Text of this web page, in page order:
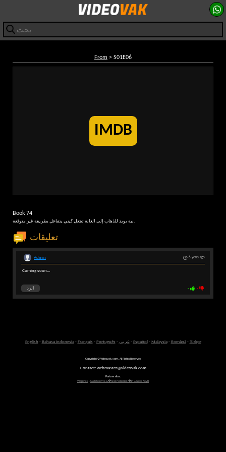
From > S01E06
IMDB
Book 74
نية بويد للذهاب إلى الغابة تجعل كيني يتفاعل بطريقة غير متوقعة.
تعليقات
6 years ago
Admin
Coming soon...
- - الرد
English - Bahasa Indonesia- Français - Português - عربى- Español - Malaysia- Română- Türkçe
Copyright © Videovak.com. All Rights Reserved
Contact: webmaster@videovak.com
Partner sites:
Waptrick-Gazeteler ve G�ncel Haberler i�in Gazete Keyfi